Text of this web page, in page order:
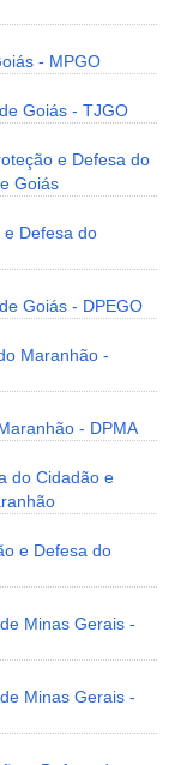
- MPGO
Goiás - TJGO
e Defesa do
Goiás
Defesa do
Goiás - DPEGO
Maranhão -
- DPMA
do Cidadão e
e Defesa do
Minas Gerais -
Minas Gerais -